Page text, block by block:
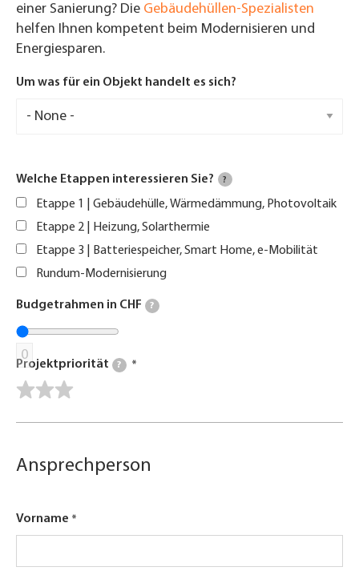
einer Sanierung? Die Gebäudehüllen-Spezialisten
helfen Ihnen kompetent beim Modernisieren und
Energiesparen.
Um was für ein Objekt handelt es sich?
Welche Etappen interessieren Sie? ?
Etappe 1 | Gebäudehülle, Wärmedämmung, Photovoltaik
Etappe 2 | Heizung, Solarthermie
Etappe 3 | Batteriespeicher, Smart Home, e-Mobilität
Rundum-Modernisierung
Budgetrahmen in CHF ?
0
Projektpriorität ?
Ansprechperson
Vorname